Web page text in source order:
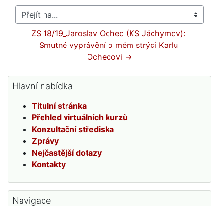
Přejít na...
ZS 18/19_Jaroslav Ochec (KS Jáchymov):
Smutné vyprávění o mém strýci Karlu
Ochecovi →
Přeskočit: Hlavní nabídka
Hlavní nabídka
Titulní stránka
Přehled virtuálních kurzů
Konzultační střediska
Zprávy
Nejčastější dotazy
Kontakty
Přeskočit: Navigace
Navigace